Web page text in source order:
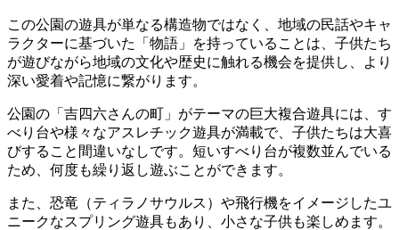
この公園の遊具が単なる構造物ではなく、地域の民話やキャ
ラクターに基づいた「物語」を持っていることは、子供たち
が遊びながら地域の文化や歴史に触れる機会を提供し、より
深い愛着や記憶に繋がります。
公園の「吉四六さんの町」がテーマの巨大複合遊具には、す
べり台や様々なアスレチック遊具が満載で、子供たちは大喜
びすること間違いなしです。短いすべり台が複数並んでいる
ため、何度も繰り返し遊ぶことができます。
また、恐竜（ティラノサウルス）や飛行機をイメージしたユ
ニークなスプリング遊具もあり、小さな子供も楽しめます。